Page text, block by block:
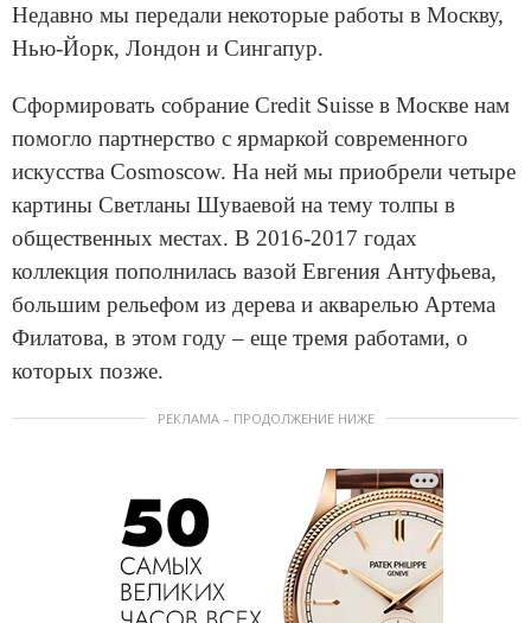
Недавно мы передали некоторые работы в Москву,
Нью-Йорк, Лондон и Сингапур.
Сформировать собрание Credit Suisse в Москве нам
помогло партнерство с ярмаркой современного
искусства Cosmoscow. На ней мы приобрели четыре
картины Светланы Шуваевой на тему толпы в
общественных местах. В 2016-2017 годах
коллекция пополнилась вазой Евгения Антуфьева,
большим рельефом из дерева и акварелью Артема
Филатова, в этом году – еще тремя работами, о
которых позже.
РЕКЛАМА – ПРОДОЛЖЕНИЕ НИЖЕ